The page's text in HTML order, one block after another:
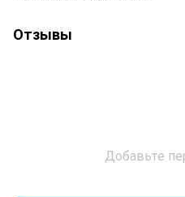
Отзывы
Добавьте